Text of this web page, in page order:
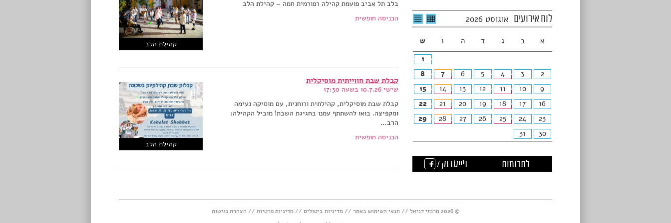
לוח אירועים אוגוסט 2026 לרשימת
האירועים
לצפיה
בטבלה
א ב ג ד ה ו
ש
1
2
3
4
5
6
7
8
9
10
11
12
13
14
15
16
17
18
19
20
21
22
23
24
25
26
27
28
29
30
31
לתרומות פייסבוק /
קהילת הלב
בלב תל אביב פועמת קהילה רפורמית חמה – קהילת הלב
הכניסה חופשית
קהילת הלב
קבלת שבת חווייתית מוסיקלית
שישי 10.7.26 בשעה 17:30
קבלת שבת מוסיקלית, קהילתית ורוחנית, עם מוסיקה נעימה
ומקפיצה. בואו להשתתף עמנו בחגיגת השבת! מוביל הקהילה:
הרב…
הכניסה חופשית
© 2026 מרכזי דניאל // תנאי השימוש באתר //מדיניות ביטולים //מדיניות פרטיות // הצהרת נגישות